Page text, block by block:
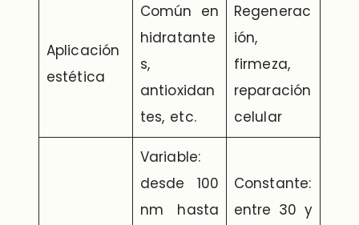
Aplicación
estética
Común en
hidratante
s,
antioxidan
tes, etc.
Regenerac
ión,
firmeza,
reparación
celular
Variable:
desde 100
nm hasta
Constante:
entre 30 y